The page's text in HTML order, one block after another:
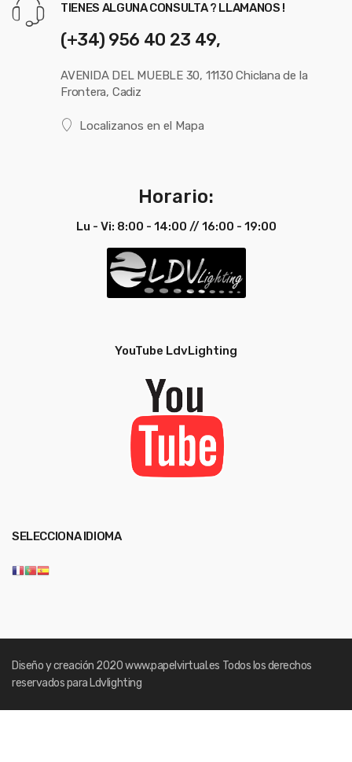
TIENES ALGUNA CONSULTA ? LLAMANOS !
(+34) 956 40 23 49,
AVENIDA DEL MUEBLE 30, 11130 Chiclana de la
Frontera, Cadiz
Localizanos en el Mapa
Horario:
Lu - Vi: 8:00 - 14:00 // 16:00 - 19:00
YouTube LdvLighting
SELECCIONA IDIOMA
Diseño y creación 2020www.papelvirtual.es Todos los derechos
reservados para Ldvlighting